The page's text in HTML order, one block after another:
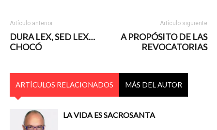
Artículo anterior
DURA LEX, SED LEX…
CHOCÓ
Artículo siguiente
A PROPÓSITO DE LAS
REVOCATORIAS
ARTÍCULOS RELACIONADOS MÁS DEL AUTOR
LA VIDA ES SACROSANTA